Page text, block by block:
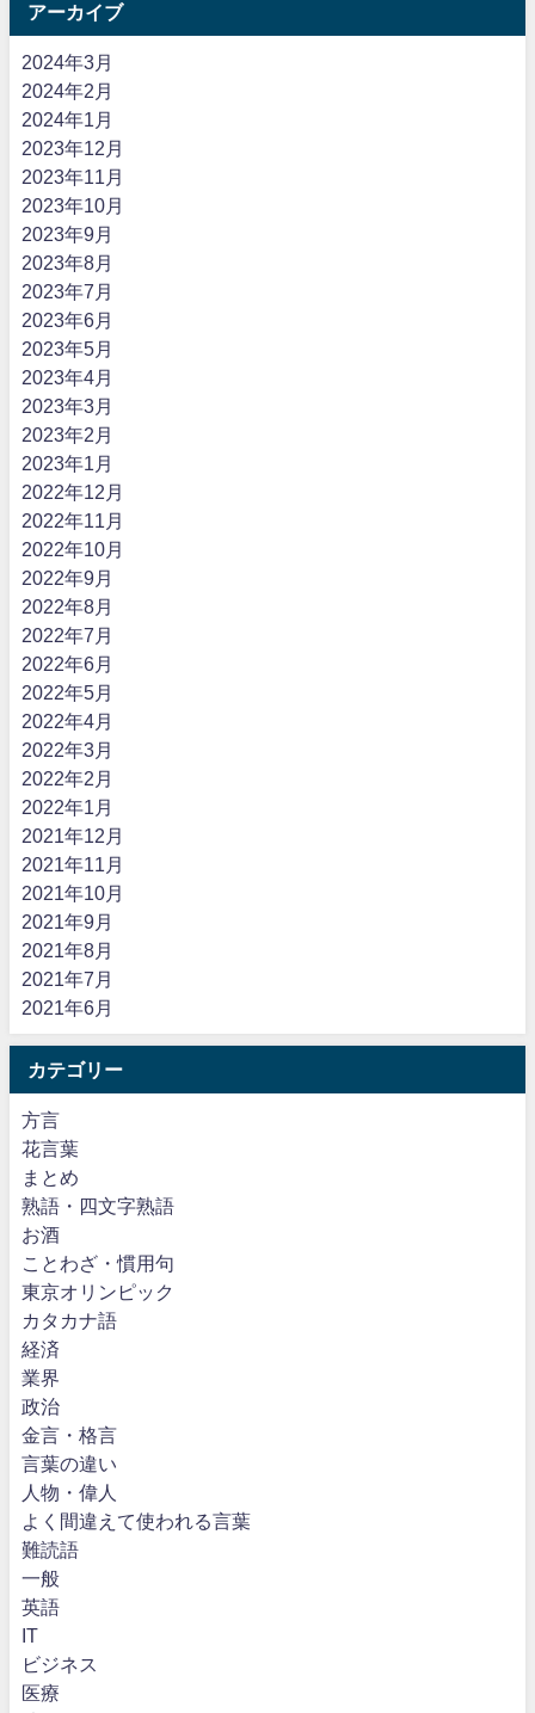
アーカイブ
2024年3月
2024年2月
2024年1月
2023年12月
2023年11月
2023年10月
2023年9月
2023年8月
2023年7月
2023年6月
2023年5月
2023年4月
2023年3月
2023年2月
2023年1月
2022年12月
2022年11月
2022年10月
2022年9月
2022年8月
2022年7月
2022年6月
2022年5月
2022年4月
2022年3月
2022年2月
2022年1月
2021年12月
2021年11月
2021年10月
2021年9月
2021年8月
2021年7月
2021年6月
カテゴリー
方言
花言葉
まとめ
熟語・四文字熟語
お酒
ことわざ・慣用句
東京オリンピック
カタカナ語
経済
業界
政治
金言・格言
言葉の違い
人物・偉人
よく間違えて使われる言葉
難読語
一般
英語
IT
ビジネス
医療